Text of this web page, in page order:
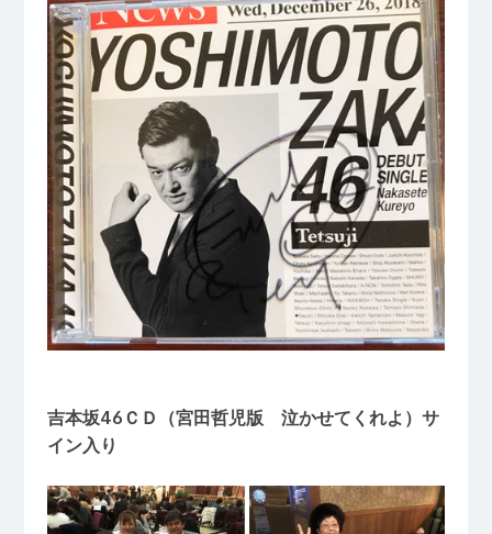
吉本坂46 ＣＤ（宮田哲児版 泣かせてくれよ）サ
イン入り